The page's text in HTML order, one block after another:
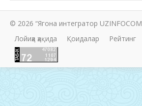
© 2026 “Ягона интегратор
Лойиҳа ҳақида
Қоидалар Рейтинг